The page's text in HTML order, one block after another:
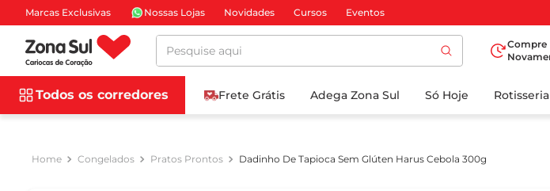
Marcas Exclusivas Nossas Lojas Novidades Cursos Eventos
Pesquise aqui
Compre
Todos os corredores Frete Grátis Adega Zona Sul Só Hoje Rotisseria
Congelados Pratos Prontos Dadinho De Tapioca Sem Glúten Harus Cebola 300g
BUSCADOS